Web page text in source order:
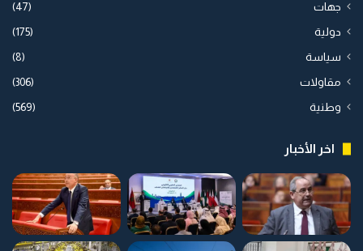
جهات (47)
دولية (175)
سياسة (8)
مقاولات (306)
وطنية (569)
اخر الأخبار